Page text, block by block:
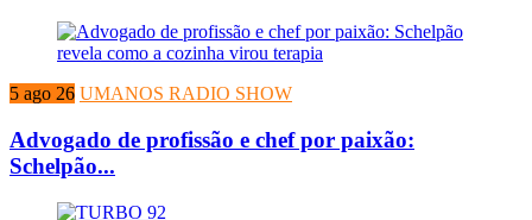
5 ago 26 UMANOS RADIO SHOW
Advogado de profissão e chef por paixão:
Schelpão...